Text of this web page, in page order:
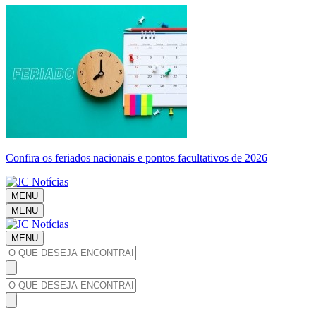
Confira os feriados nacionais e pontos facultativos de 2026
MENU
MENU
MENU